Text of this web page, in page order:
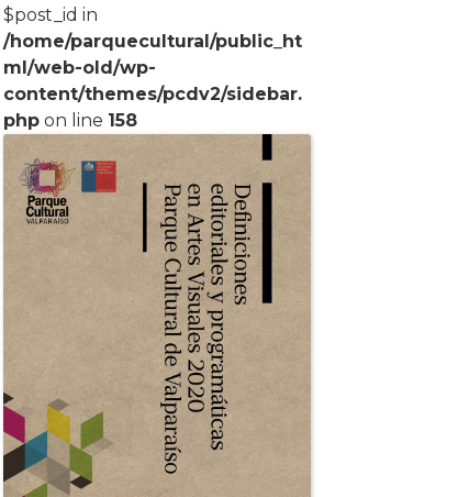
$post_id in
/home/parquecultural/public_ht
ml/web-old/wp-
content/themes/pcdv2/sidebar.
php on line 158